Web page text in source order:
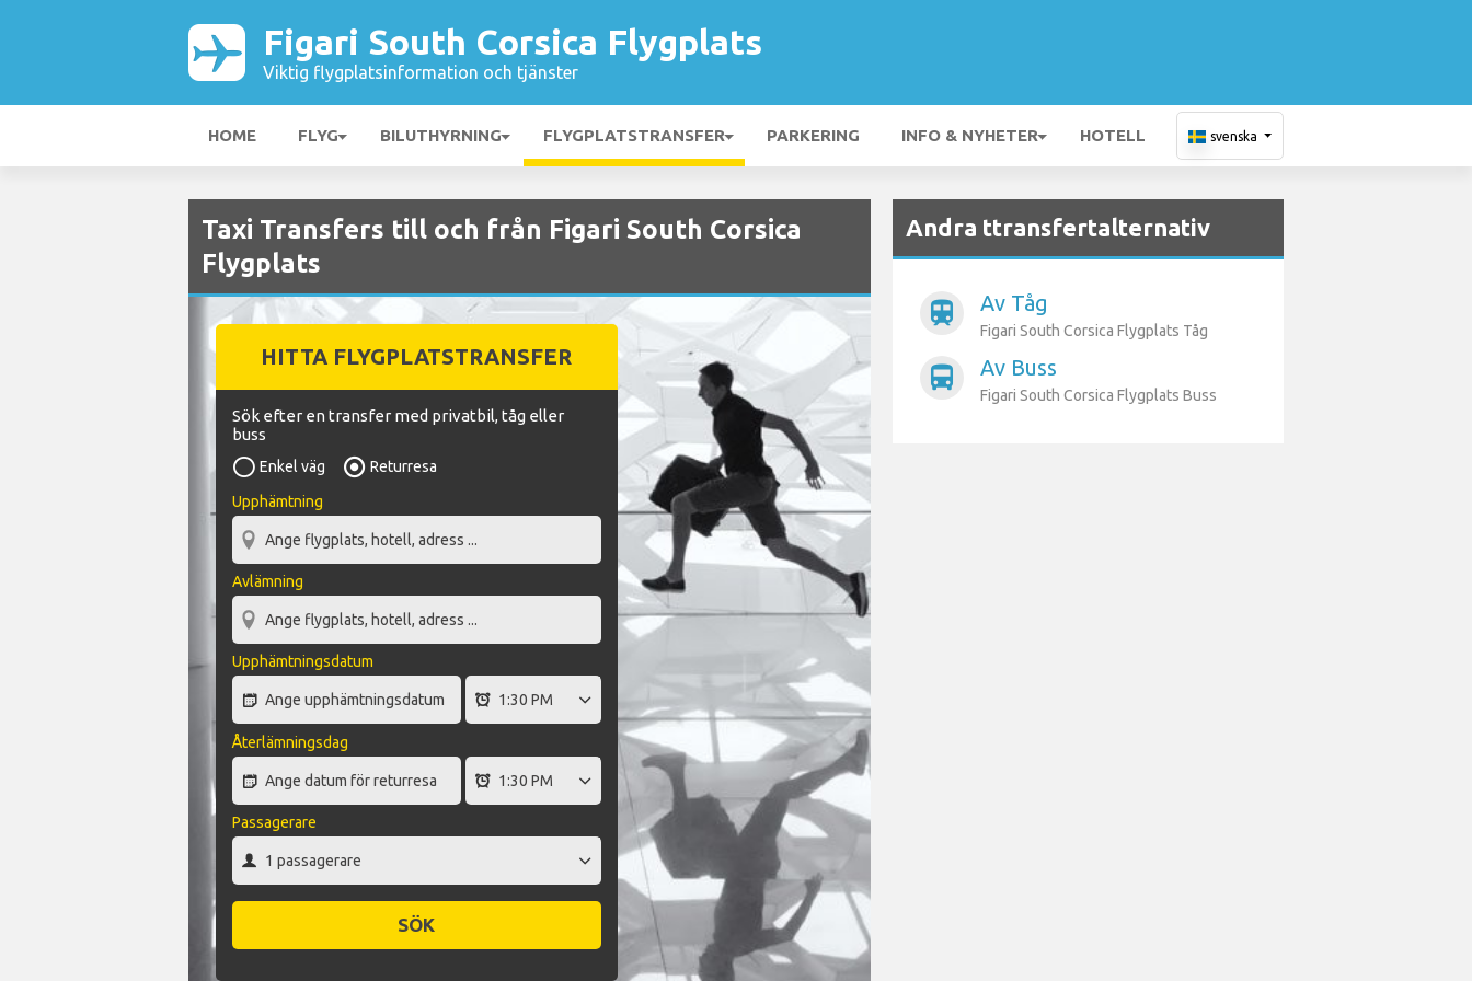
Figari South Corsica Flygplats
Viktig flygplatsinformation och tjänster
HOME FLYG BILUTHYRNING FLYGPLATSTRANSFER PARKERING INFO & NYHETER HOTELL svenska
Taxi Transfers till och från Figari South Corsica
Flygplats
HITTA FLYGPLATSTRANSFER
Sök efter en transfer med privatbil, tåg eller
buss
Enkel väg
Returresa
Upphämtning
Avlämning
Upphämtningsdatum
Återlämningsdag
Passagerare
SÖK
Andra ttransfertalternativ
train Av Tåg
Figari South Corsica Flygplats Tåg
directions_bus Av Buss
Figari South Corsica Flygplats Buss